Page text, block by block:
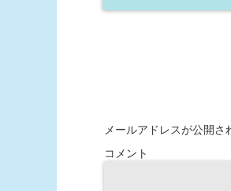
メールアドレスが公開さ
コメント